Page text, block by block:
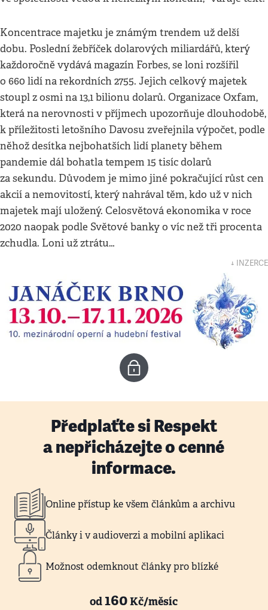
Koncentrace majetku je známým trendem už delší
dobu. Poslední žebříček dolarových miliardářů, který
každoročně vydává magazín Forbes, se loni rozšířil
o 660 lidí na rekordních 2755. Jejich celkový majetek
stoupl z osmi na 13,1 bilionu dolarů. Organizace Oxfam,
která na nerovnosti v příjmech upozorňuje dlouhodobě,
k příležitosti letošního Davosu zveřejnila výpočet, podle
něhož desítka nejbohatších lidí planety během
pandemie dál bohatla tempem 15 tisíc dolarů
za sekundu. Důvodem je mimo jiné pokračující růst cen
akcií a nemovitostí, který nahrával těm, kdo už v nich
majetek mají uložený. Celosvětová ekonomika v roce
2020 naopak podle Světové banky o víc než tři procenta
zchudla. Loni už ztrátu…
↓ INZERCE
Předplaťte si Respekt
a nepřicházejte o cenné
informace.
Online přístup ke všem článkům a archivu
Články i v audioverzi a mobilní aplikaci
Možnost odemknout články pro blízké
od160Kč/měsíc